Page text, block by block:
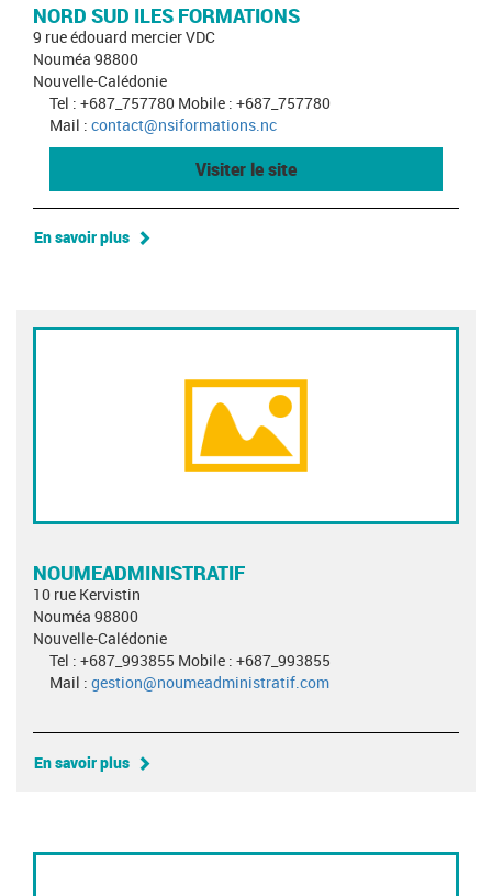
NORD SUD ILES FORMATIONS
9 rue édouard mercier VDC
Nouméa 98800
Nouvelle-Calédonie
Tel : +687_757780 Mobile : +687_757780
Mail : contact@nsiformations.nc
Visiter le site
En savoir plus
NOUMEADMINISTRATIF
10 rue Kervistin
Nouméa 98800
Nouvelle-Calédonie
Tel : +687_993855 Mobile : +687_993855
Mail : gestion@noumeadministratif.com
En savoir plus